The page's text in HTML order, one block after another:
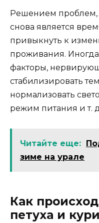
Решением проблем,
снова является
привыкнуть к
проживания.
факторы,
стабилизировать
нормализовать
режим питания и т.
Читайте еще:
зиме на урале
Как
петуха и